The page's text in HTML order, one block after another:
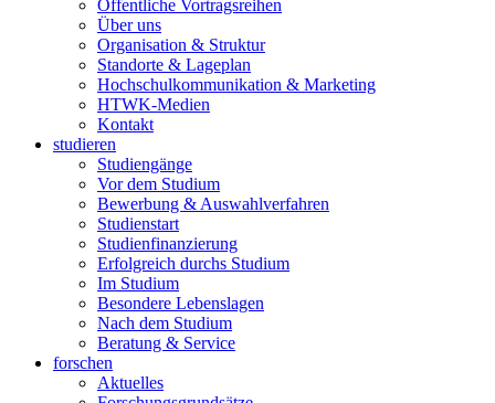
Öffentliche Vortragsreihen
Über uns
Organisation & Struktur
Standorte & Lageplan
Hochschulkommunikation & Marketing
HTWK-Medien
Kontakt
studieren
Studiengänge
Vor dem Studium
Bewerbung & Auswahlverfahren
Studienstart
Studienfinanzierung
Erfolgreich durchs Studium
Im Studium
Besondere Lebenslagen
Nach dem Studium
Beratung & Service
forschen
Aktuelles